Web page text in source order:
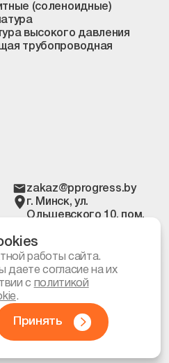
работы сайта.
даете согласие на их
с политикой
.
Принять
(соленоидные)
высокого давления
трубопроводная
zakaz@pprogress.by
г. Минск, ул.
Ольшевского 10, пом.
cookie